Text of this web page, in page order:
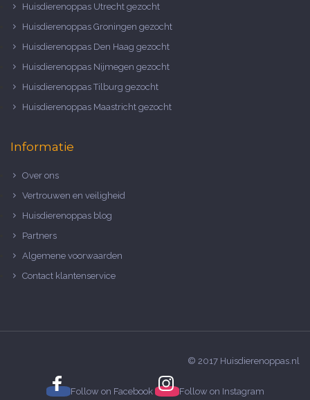
Huisdierenoppas Utrecht gezocht
Huisdierenoppas Groningen gezocht
Huisdierenoppas Den Haag gezocht
Huisdierenoppas Nijmegen gezocht
Huisdierenoppas Tilburg gezocht
Huisdierenoppas Maastricht gezocht
Informatie
Over ons
Vertrouwen en veiligheid
Huisdierenoppas blog
Partners
Algemene voorwaarden
Contact klantenservice
© 2017 Huisdierenoppas.nl
Follow on Facebook Follow on Instagram